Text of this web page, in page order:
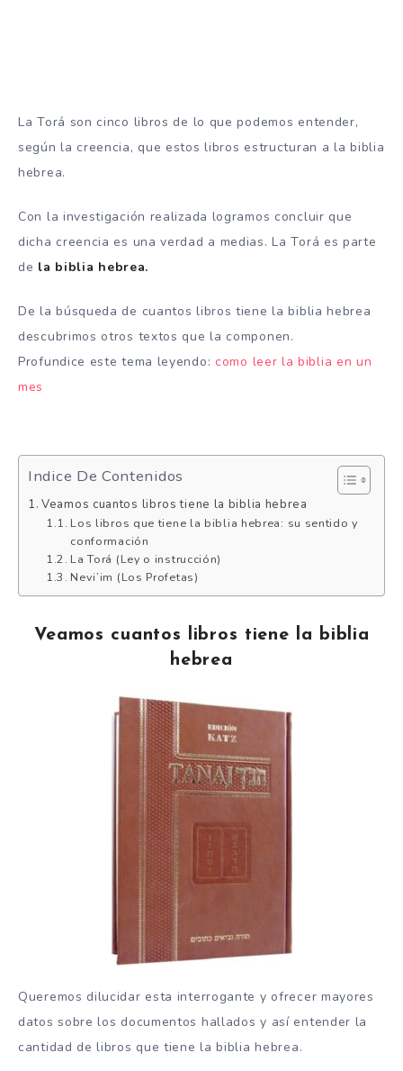
La Torá son cinco libros de lo que podemos entender,
según la creencia, que estos libros estructuran a la biblia
hebrea.
Con la investigación realizada logramos concluir que
dicha creencia es una verdad a medias. La Torá es parte
de la biblia hebrea.
De la búsqueda de cuantos libros tiene la biblia hebrea
descubrimos otros textos que la componen.
Profundice este tema leyendo: como leer la biblia en un
mes
Indice De Contenidos
Veamos cuantos libros tiene la biblia hebrea
Los libros que tiene la biblia hebrea: su sentido y
conformación
La Torá (Ley o instrucción)
Nevi’im (Los Profetas)
Veamos cuantos libros tiene la biblia
hebrea
Queremos dilucidar esta interrogante y ofrecer mayores
datos sobre los documentos hallados y así entender la
cantidad de libros que tiene la biblia hebrea.